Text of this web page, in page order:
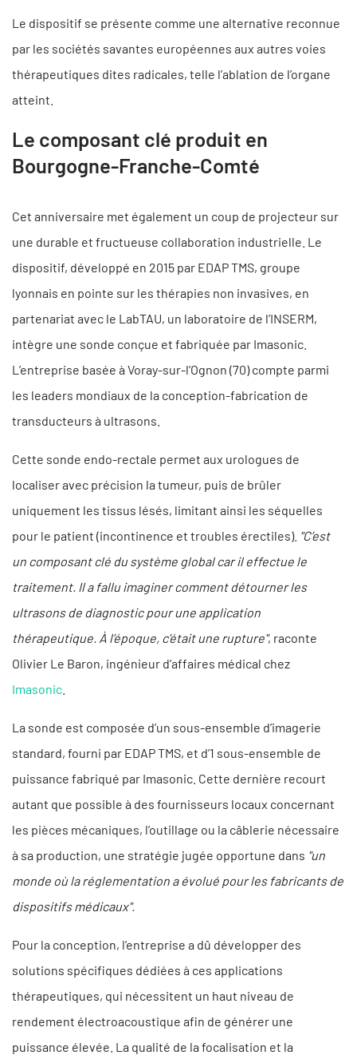
Le dispositif se présente comme une alternative reconnue
par les sociétés savantes européennes aux autres voies
thérapeutiques dites radicales, telle l’ablation de l’organe
atteint.
Le composant clé produit en
Bourgogne-Franche-Comté
Cet anniversaire met également un coup de projecteur sur
une durable et fructueuse collaboration industrielle. Le
dispositif, développé en 2015 par EDAP TMS, groupe
lyonnais en pointe sur les thérapies non invasives, en
partenariat avec le LabTAU, un laboratoire de l’INSERM,
intègre une sonde conçue et fabriquée par Imasonic.
L’entreprise basée à Voray-sur-l’Ognon (70) compte parmi
les leaders mondiaux de la conception-fabrication de
transducteurs à ultrasons.
Cette sonde endo-rectale permet aux urologues de
localiser avec précision la tumeur, puis de brûler
uniquement les tissus lésés, limitant ainsi les séquelles
pour le patient (incontinence et troubles érectiles). "C’est
un composant clé du système global car il effectue le
traitement. Il a fallu imaginer comment détourner les
ultrasons de diagnostic pour une application
thérapeutique. À l’époque, c’était une rupture", raconte
Olivier Le Baron, ingénieur d’affaires médical chez
Imasonic
La sonde est composée d’un sous-ensemble d’imagerie
standard, fourni par EDAP TMS, et d’1 sous-ensemble de
puissance fabriqué par Imasonic. Cette dernière recourt
autant que possible à des fournisseurs locaux concernant
les pièces mécaniques, l’outillage ou la câblerie nécessaire
à sa production, une stratégie jugée opportune dans "un
monde où la réglementation a évolué pour les fabricants de
dispositifs médicaux".
Pour la conception, l’entreprise a dû développer des
solutions spécifiques dédiées à ces applications
thérapeutiques, qui nécessitent un haut niveau de
rendement électroacoustique afin de générer une
puissance élevée. La qualité de la focalisation et la